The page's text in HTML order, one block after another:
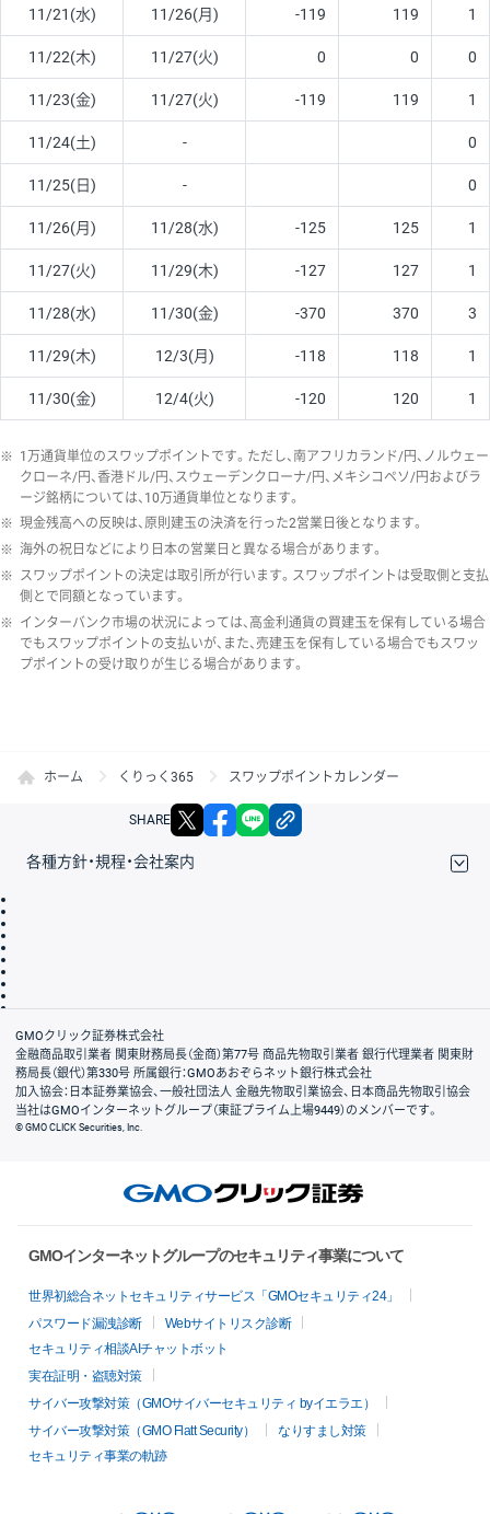
11/21(水) 11/26(月) -119 119 1
11/22(木) 11/27(火) 0 0 0
11/23(金) 11/27(火) -119 119 1
11/24(土) - 0
11/25(日) - 0
11/26(月) 11/28(水) -125 125 1
11/27(火) 11/29(木) -127 127 1
11/28(水) 11/30(金) -370 370 3
11/29(木) 12/3(月) -118 118 1
11/30(金) 12/4(火) -120 120 1
※ 1万通貨単位のスワップポイントです。ただし、南アフリカランド/円、ノルウェー
クローネ/円、香港ドル/円、スウェーデンクローナ/円、メキシコペソ/円およびラ
ージ銘柄については、10万通貨単位となります。
※ 現金残高への反映は、原則建玉の決済を行った2営業日後となります。
※ 海外の祝日などにより日本の営業日と異なる場合があります。
※ スワップポイントの決定は取引所が行います。スワップポイントは受取側と支払
側とで同額となっています。
※ インターバンク市場の状況によっては、高金利通貨の買建玉を保有している場合
でもスワップポイントの支払いが、また、売建玉を保有している場合でもスワッ
プポイントの受け取りが生じる場合があります。
ホーム くりっく365 スワップポイントカレンダー
SHARE X facebook
各種方針・規程・会社案内
会社案内
GMOクリック証券株式会社
金融商品取引業者 関東財務局長（金商）第77号 商品先物取引業者 銀行代理業者 関東財
務局長（銀代）第330号 所属銀行：GMOあおぞらネット銀行株式会社
加入協会：日本証券業協会、一般社団法人 金融先物取引業協会、日本商品先物取引協会
当社はGMOインターネットグループ（東証プライム上場9449）のメンバーです。
© GMO CLICK Securities, Inc.
GMOインターネットグループのセキュリティ事業について
世界初総合ネットセキュリティサービス「GMOセキュリティ24」
パスワード漏洩診断
Webサイトリスク診断
セキュリティ相談AIチャットボット
実在証明・盗聴対策
サイバー攻撃対策（GMOサイバーセキュリティ byイエラエ）
サイバー攻撃対策（GMO Flatt Security）
なりすまし対策
セキュリティ事業の軌跡